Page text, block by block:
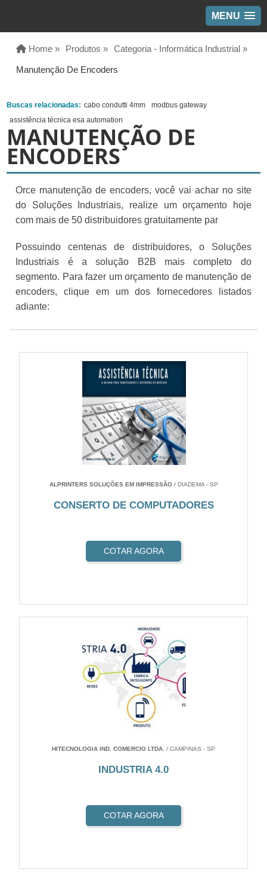
MENU
Home » Produtos » Categoria - Informática Industrial »
Manutenção De Encoders
Buscas relacionadas: cabo condutti 4mm
modbus gateway
assistência técnica esa automation
MANUTENÇÃO DE
ENCODERS
Orce manutenção de encoders, você vai achar no site
do Soluções Industriais, realize um orçamento hoje
com mais de 50 distribuidores gratuitamente par
Possuindo centenas de distribuidores, o Soluções
Industriais é a solução B2B mais completo do
segmento. Para fazer um orçamento de manutenção de
encoders, clique em um dos fornecedores listados
adiante:
ALPRINTERS SOLUÇÕES EM IMPRESSÃO/ DIADEMA - SP
CONSERTO DE COMPUTADORES
COTAR AGORA
HITECNOLOGIA IND. COMERCIO LTDA. / CAMPINAS - SP
INDUSTRIA 4.0
COTAR AGORA